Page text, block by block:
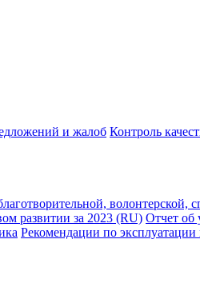
и жалоб Контроль
волонтерской,
развитии за 2023 (RU) Отчет об
Рекомендации по эксплуатации